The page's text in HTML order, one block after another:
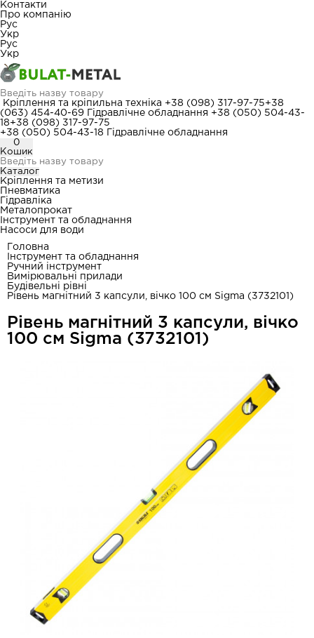
Контакти
Про компанію
Рус
Укр
Рус
Укр
Кріплення та кріпильна техніка +38 (098) 317-97-75+38
(063) 454-40-69
Гідравлічне обладнання +38 (050) 504-43-
18+38 (098) 317-97-75
+38 (050) 504-43-18
Гідравлічне обладнання
0
Кошик
Каталог
Кріплення та метизи
Пневматика
Гідравліка
Металопрокат
Інструмент та обладнання
Насоси для води
Головна
Інструмент та обладнання
Ручний інструмент
Вимірювальні прилади
Будівельні рівні
Рівень магнітний 3 капсули, вічко 100 см Sigma (3732101)
Рівень магнітний 3 капсули, вічко
100 см Sigma (3732101)